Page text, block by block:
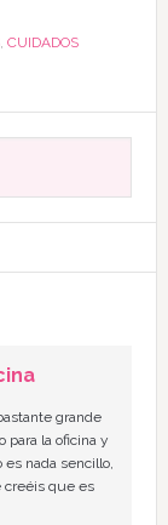
CUIDADOS
grande
para la oficina y
nada sencillo,
creéis que es